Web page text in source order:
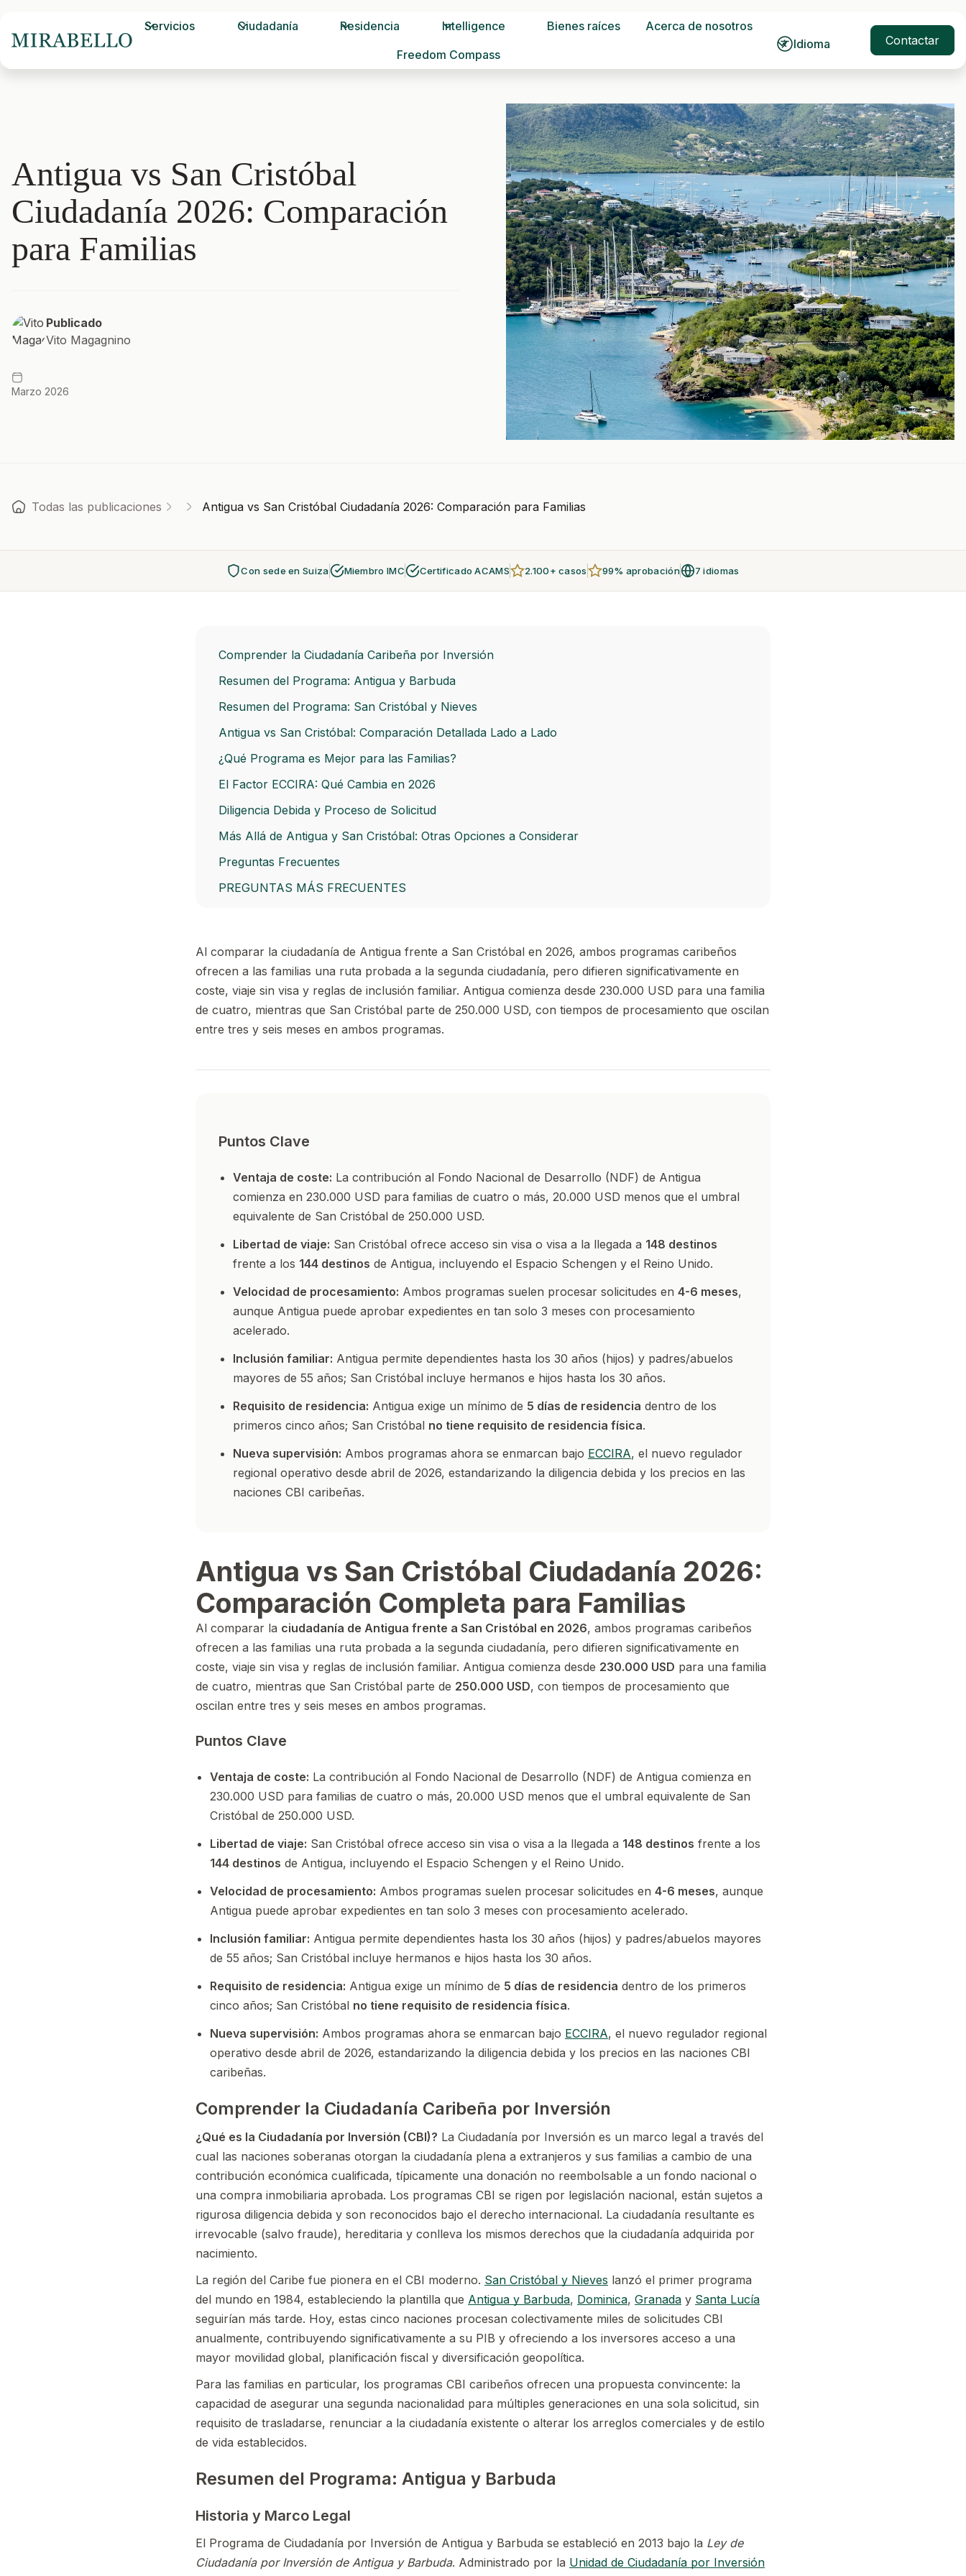
Servicios Ciudadanía Residencia Intelligence Bienes raíces
Acerca de nosotros
Freedom Compass
Idioma Contactar
Antigua vs San Cristóbal
Ciudadanía 2026: Comparación
para Familias
Publicado
Vito Magagnino
Marzo 2026
Todas las publicaciones Antigua vs San Cristóbal Ciudadanía 2026: Comparación para Familias
Con sede en Suiza Miembro IMC Certificado ACAMS 2.100+ casos 99% aprobación 7 idiomas
Comprender la Ciudadanía Caribeña por Inversión
Resumen del Programa: Antigua y Barbuda
Resumen del Programa: San Cristóbal y Nieves
Antigua vs San Cristóbal: Comparación Detallada Lado a Lado
¿Qué Programa es Mejor para las Familias?
El Factor ECCIRA: Qué Cambia en 2026
Diligencia Debida y Proceso de Solicitud
Más Allá de Antigua y San Cristóbal: Otras Opciones a Considerar
Preguntas Frecuentes
PREGUNTAS MÁS FRECUENTES
Al comparar la ciudadanía de Antigua frente a San Cristóbal en 2026, ambos programas caribeños
ofrecen a las familias una ruta probada a la segunda ciudadanía, pero difieren significativamente en
coste, viaje sin visa y reglas de inclusión familiar. Antigua comienza desde 230.000 USD para una familia
de cuatro, mientras que San Cristóbal parte de 250.000 USD, con tiempos de procesamiento que oscilan
entre tres y seis meses en ambos programas.
Puntos Clave
Ventaja de coste: La contribución al Fondo Nacional de Desarrollo (NDF) de Antigua
comienza en 230.000 USD para familias de cuatro o más, 20.000 USD menos que el umbral
equivalente de San Cristóbal de 250.000 USD.
Libertad de viaje: San Cristóbal ofrece acceso sin visa o visa a la llegada a 148 destinos
frente a los 144 destinos de Antigua, incluyendo el Espacio Schengen y el Reino Unido.
Velocidad de procesamiento: Ambos programas suelen procesar solicitudes en 4-6 meses,
aunque Antigua puede aprobar expedientes en tan solo 3 meses con procesamiento
acelerado.
Inclusión familiar: Antigua permite dependientes hasta los 30 años (hijos) y padres/abuelos
mayores de 55 años; San Cristóbal incluye hermanos e hijos hasta los 30 años.
Requisito de residencia: Antigua exige un mínimo de 5 días de residencia dentro de los
primeros cinco años; San Cristóbal no tiene requisito de residencia física.
Nueva supervisión: Ambos programas ahora se enmarcan bajo ECCIRA, el nuevo regulador
regional operativo desde abril de 2026, estandarizando la diligencia debida y los precios en las
naciones CBI caribeñas.
Antigua vs San Cristóbal Ciudadanía 2026:
Comparación Completa para Familias
Al comparar la ciudadanía de Antigua frente a San Cristóbal en 2026, ambos programas caribeños
ofrecen a las familias una ruta probada a la segunda ciudadanía, pero difieren significativamente en
coste, viaje sin visa y reglas de inclusión familiar. Antigua comienza desde 230.000 USD para una familia
de cuatro, mientras que San Cristóbal parte de 250.000 USD, con tiempos de procesamiento que
oscilan entre tres y seis meses en ambos programas.
Puntos Clave
Ventaja de coste: La contribución al Fondo Nacional de Desarrollo (NDF) de Antigua comienza en
230.000 USD para familias de cuatro o más, 20.000 USD menos que el umbral equivalente de San
Cristóbal de 250.000 USD.
Libertad de viaje: San Cristóbal ofrece acceso sin visa o visa a la llegada a 148 destinos frente a los
144 destinos de Antigua, incluyendo el Espacio Schengen y el Reino Unido.
Velocidad de procesamiento: Ambos programas suelen procesar solicitudes en 4-6 meses, aunque
Antigua puede aprobar expedientes en tan solo 3 meses con procesamiento acelerado.
Inclusión familiar: Antigua permite dependientes hasta los 30 años (hijos) y padres/abuelos mayores
de 55 años; San Cristóbal incluye hermanos e hijos hasta los 30 años.
Requisito de residencia: Antigua exige un mínimo de 5 días de residencia dentro de los primeros
cinco años; San Cristóbal no tiene requisito de residencia física.
Nueva supervisión: Ambos programas ahora se enmarcan bajo ECCIRA, el nuevo regulador regional
operativo desde abril de 2026, estandarizando la diligencia debida y los precios en las naciones CBI
caribeñas.
Comprender la Ciudadanía Caribeña por Inversión
¿Qué es la Ciudadanía por Inversión (CBI)? La Ciudadanía por Inversión es un marco legal a través del
cual las naciones soberanas otorgan la ciudadanía plena a extranjeros y sus familias a cambio de una
contribución económica cualificada, típicamente una donación no reembolsable a un fondo nacional o
una compra inmobiliaria aprobada. Los programas CBI se rigen por legislación nacional, están sujetos a
rigurosa diligencia debida y son reconocidos bajo el derecho internacional. La ciudadanía resultante es
irrevocable (salvo fraude), hereditaria y conlleva los mismos derechos que la ciudadanía adquirida por
nacimiento.
La región del Caribe fue pionera en el CBI moderno. San Cristóbal y Nieves lanzó el primer programa
del mundo en 1984, estableciendo la plantilla que Antigua y Barbuda, Dominica, Granada y Santa Lucía
seguirían más tarde. Hoy, estas cinco naciones procesan colectivamente miles de solicitudes CBI
anualmente, contribuyendo significativamente a su PIB y ofreciendo a los inversores acceso a una
mayor movilidad global, planificación fiscal y diversificación geopolítica.
Para las familias en particular, los programas CBI caribeños ofrecen una propuesta convincente: la
capacidad de asegurar una segunda nacionalidad para múltiples generaciones en una sola solicitud, sin
requisito de trasladarse, renunciar a la ciudadanía existente o alterar los arreglos comerciales y de estilo
de vida establecidos.
Resumen del Programa: Antigua y Barbuda
Historia y Marco Legal
El Programa de Ciudadanía por Inversión de Antigua y Barbuda se estableció en 2013 bajo la Ley de
Ciudadanía por Inversión de Antigua y Barbuda. Administrado por la Unidad de Ciudadanía por Inversión